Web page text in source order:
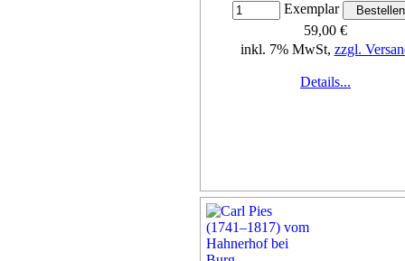
Exemplar
59,00 €
inkl. 7% MwSt, zzgl.
Details...